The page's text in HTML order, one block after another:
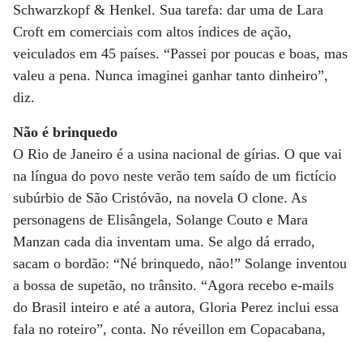
Schwarzkopf & Henkel. Sua tarefa: dar uma de Lara
Croft em comerciais com altos índices de ação,
veiculados em 45 países. “Passei por poucas e boas, mas
valeu a pena. Nunca imaginei ganhar tanto dinheiro”,
diz.
Não é brinquedo
O Rio de Janeiro é a usina nacional de gírias. O que vai
na língua do povo neste verão tem saído de um fictício
subúrbio de São Cristóvão, na novela O clone. As
personagens de Elisângela, Solange Couto e Mara
Manzan cada dia inventam uma. Se algo dá errado,
sacam o bordão: “Né brinquedo, não!” Solange inventou
a bossa de supetão, no trânsito. “Agora recebo e-mails
do Brasil inteiro e até a autora, Gloria Perez inclui essa
fala no roteiro”, conta. No réveillon em Copacabana,